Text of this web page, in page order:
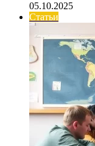
05.10.2025
Статьи